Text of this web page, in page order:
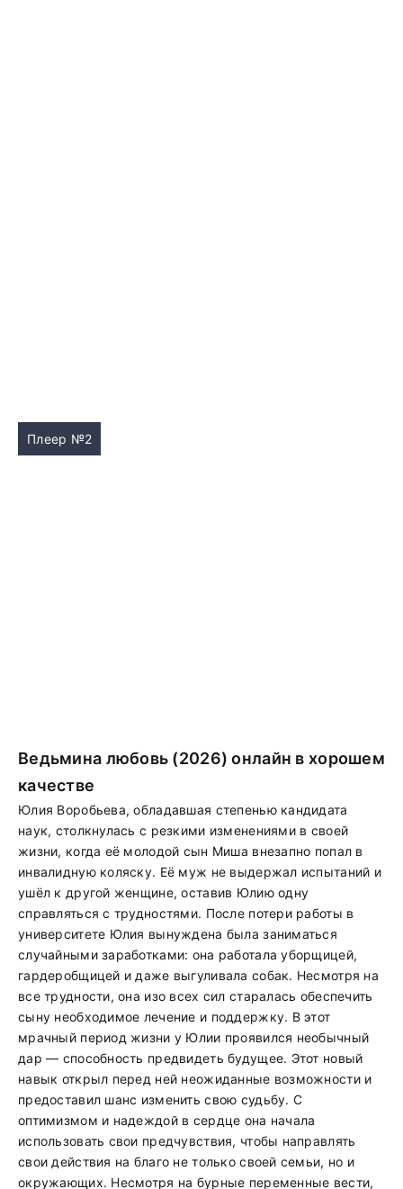
Плеер №2
Ведьмина любовь (2026) онлайн в хорошем
качестве
Юлия Воробьева, обладавшая степенью кандидата
наук, столкнулась с резкими изменениями в своей
жизни, когда её молодой сын Миша внезапно попал в
инвалидную коляску. Её муж не выдержал испытаний и
ушёл к другой женщине, оставив Юлию одну
справляться с трудностями. После потери работы в
университете Юлия вынуждена была заниматься
случайными заработками: она работала уборщицей,
гардеробщицей и даже выгуливала собак. Несмотря на
все трудности, она изо всех сил старалась обеспечить
сыну необходимое лечение и поддержку. В этот
мрачный период жизни у Юлии проявился необычный
дар — способность предвидеть будущее. Этот новый
навык открыл перед ней неожиданные возможности и
предоставил шанс изменить свою судьбу. С
оптимизмом и надеждой в сердце она начала
использовать свои предчувствия, чтобы направлять
свои действия на благо не только своей семьи, но и
окружающих. Несмотря на бурные переменные вести,